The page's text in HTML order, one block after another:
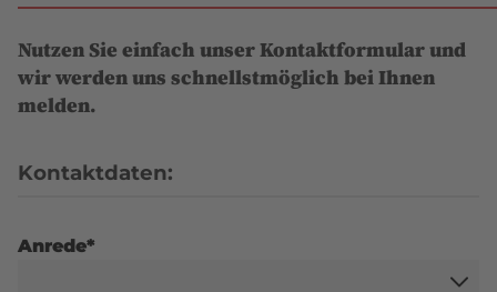
Nutzen Sie einfach unser Kontaktformular und
wir werden uns schnellstmöglich bei Ihnen
melden.
Kontaktdaten:
Anrede*